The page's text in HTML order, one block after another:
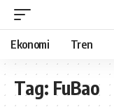
Ekonomi Tren
Tag: FuBao